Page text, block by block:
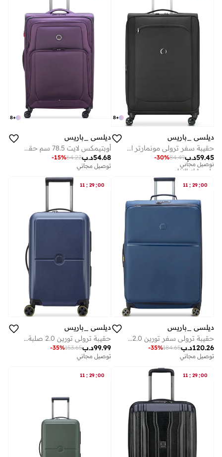
+
8
ديلسي _باريس
حقيبة سفر ترولي مونمارتر اير 2.0 68 سم سوفت كيس بعجلات مزدوجة قابلة للتوسيع أسود
د.ب59.45
84.49
-30%
توصيل مجاني
على وشك النفاد
على وشك النفاد
+
8
ديلسي _باريس
أوبتيمكس لايت 78.5 سم حقيبة سفر بعجلات مزدوجة قابلة للتوسيع لون بنفسجي
د.ب54.68
64.22
-15%
توصيل مجاني
11 : 29:00
ديلسي _باريس
حقيبة ترولي سفر تورين 2.0 سوفت كيس غير قابلة للتوسيع
د.ب120.26
184.65
-35%
توصيل مجاني
11 : 29:00
ديلسي _باريس
حقيبة ترولي تورين 2.0 صلبة غير قابلة للتوسيع - أزرق ليلي
د.ب99.99
153.65
-35%
توصيل مجاني
11 : 29:00
11 : 29:00